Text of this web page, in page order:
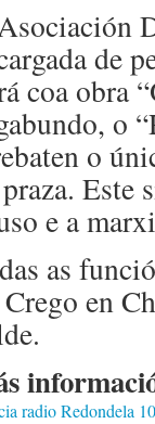
de
coa obra
o
o
Este
e a
as
en
radio Redondela